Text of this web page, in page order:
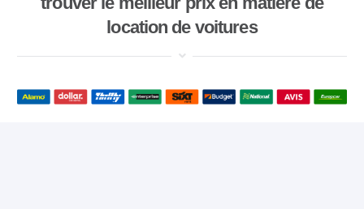
location de voitures